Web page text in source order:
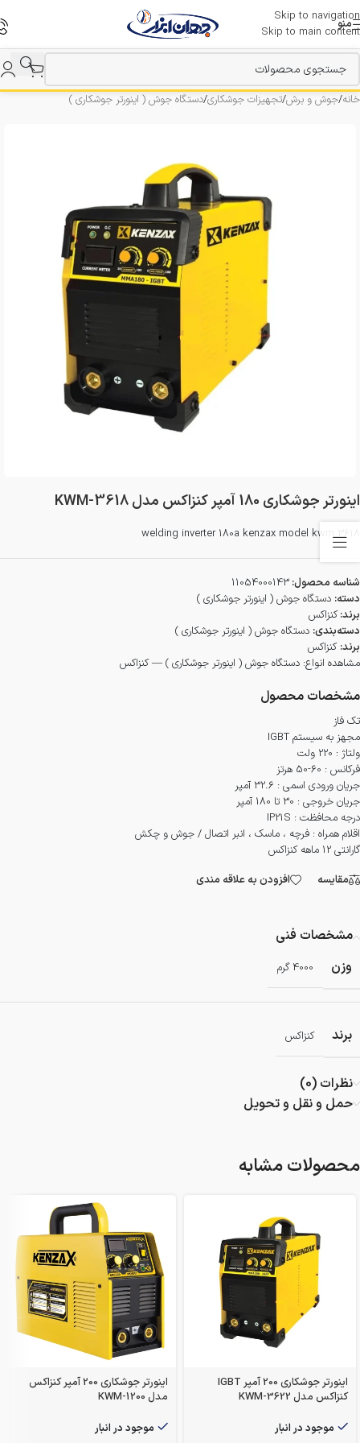
Skip to navigation
Skip to main content
منو
خانه/جوش و برش/تجهیزات جوشکاری/دستگاه جوش ( اینورتر جوشکاری )
اینورتر جوشکاری 180 آمپر کنزاکس مدل KWM-3618
welding inverter 180a kenzax model kwm 3618
شناسه محصول: 11054000143
دسته: دستگاه جوش ( اینورتر جوشکاری )
برند:کنزاکس
دسته‌بندی: دستگاه جوش ( اینورتر جوشکاری )
برند: کنزاکس
مشاهده انواع: دستگاه جوش ( اینورتر جوشکاری ) — کنزاکس
مشخصات محصول
تک فاز
مجهز به سیستم IGBT
ولتاژ : 220 ولت
فرکانس : 60-50 هرتز
جریان ورودی اسمی : 32.6 آمپر
جریان خروجی : 30 تا 180 آمپر
درجه محافظت : IP21S
اقلام همراه : فرچه ، ماسک ، انبر اتصال / جوش و چکش
گارانتی 12 ماهه کنزاکس
مقایسه
افزودن به علاقه مندی
مشخصات فنی
وزن
4000 گرم
برند کنزاکس
نظرات (0)
حمل و نقل و تحویل
محصولات مشابه
اینورتر جوشکاری 200 آمپر IGBT
کنزاکس مدل KWM-3622
موجود در انبار
اینورتر جوشکاری 200 آمپر کنزاکس
مدل KWM-1200
موجود در انبار